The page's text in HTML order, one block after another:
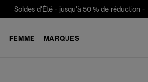
Soldes d'Été -jusqu'à 50 % de réduction -
FEMME MARQUES